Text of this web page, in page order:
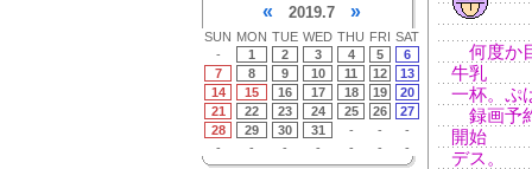
« 2019.7 »
SUN MON TUE WED THU FRI SAT
-
1 2 3 4 5
6
7
8 9 10 11 12
13
14
15 16 17 18 19
20
21
22 23 24 25 26
27
28
29 30 31 - -
-
-
- - - - - -
何度か
牛乳
一杯。ぷ
録画予
開始
デス。